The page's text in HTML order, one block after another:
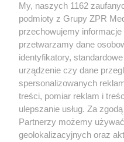
Żaden utwór zamieszczony w
rozpowszechniany lub dalej
tym także elektroniczny lub
eksploatacji w jakiejkolwiek
bez pisemnej zgody właściciela
wykorzystanie utworów w całości
bez właściwej zgody, jest
prawnie.
My, naszych 1162
podmioty z Grupy ZPR
przechowujemy
przetwarzamy dane
identyfikatory,
urządzenie czy dane
spersonalizowanych
treści, pomiar reklam i
ulepszanie usług. Za
Partnerzy możemy
geolokalizacyjnych oraz